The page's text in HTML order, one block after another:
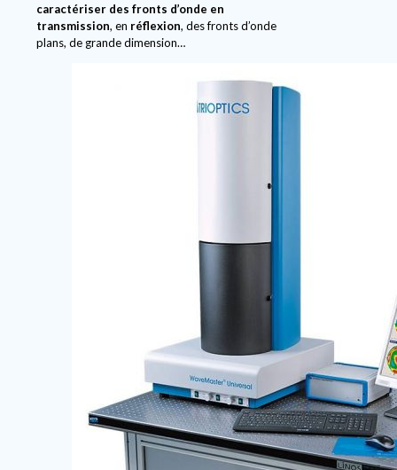
caractériser des fronts d’onde en
transmission, en réflexion, des fronts d’onde
plans, de grande dimension…